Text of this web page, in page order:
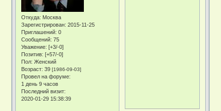
Откуда: Москва
Зарегистрирован: 2015-11-25
Приглашений: 0
Сообщений: 75
Уважение: [+3/-0]
Позитив: [+57/-0]
Пол: Женский
Возраст: 39[1986-09-03]
Провел на форуме:
1 день 9 часов
Последний визит:
2020-01-29 15:38:39